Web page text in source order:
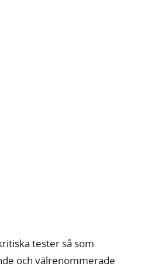
tester så som
och välrenommerade